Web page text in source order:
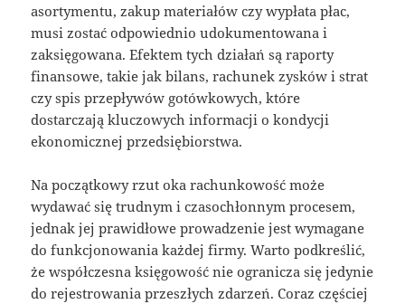
asortymentu, zakup materiałów czy wypłata płac,
musi zostać odpowiednio udokumentowana i
zaksięgowana. Efektem tych działań są raporty
finansowe, takie jak bilans, rachunek zysków i strat
czy spis przepływów gotówkowych, które
dostarczają kluczowych informacji o kondycji
ekonomicznej przedsiębiorstwa.
Na początkowy rzut oka rachunkowość może
wydawać się trudnym i czasochłonnym procesem,
jednak jej prawidłowe prowadzenie jest wymagane
do funkcjonowania każdej firmy. Warto podkreślić,
że współczesna księgowość nie ogranicza się jedynie
do rejestrowania przeszłych zdarzeń. Coraz częściej